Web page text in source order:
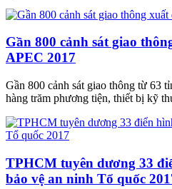
Gần 800 cảnh sát giao
APEC 2017
Gần 800 cảnh sát giao thông từ 63
hàng trăm phương tiện, thiết bị kỹ
TPHCM tuyên dương 33
bảo vệ an ninh Tổ quốc